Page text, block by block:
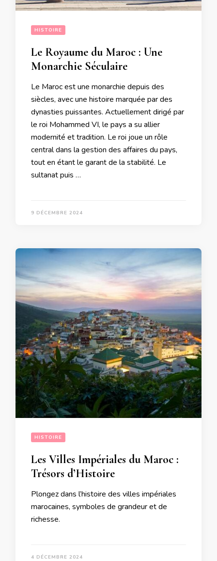
HISTOIRE
Le Royaume du Maroc : Une
Monarchie Séculaire
Le Maroc est une monarchie depuis des
siècles, avec une histoire marquée par des
dynasties puissantes. Actuellement dirigé par
le roi Mohammed VI, le pays a su allier
modernité et tradition. Le roi joue un rôle
central dans la gestion des affaires du pays,
tout en étant le garant de la stabilité. Le
sultanat puis …
9 DÉCEMBRE 2024
HISTOIRE
Les Villes Impériales du Maroc :
Trésors d’Histoire
Plongez dans l’histoire des villes impériales
marocaines, symboles de grandeur et de
richesse.
4 DÉCEMBRE 2024